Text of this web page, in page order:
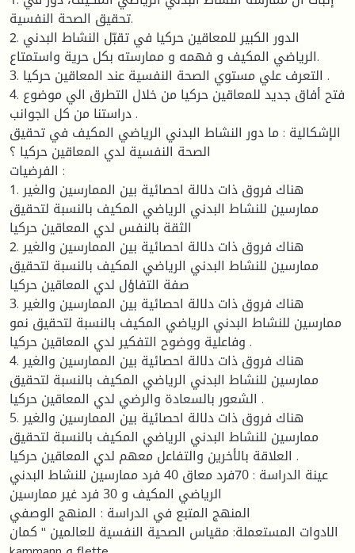
تحقيق الصحة النفسية.
2. الدور الكبير للمعاقين حركيا في تقبّل النشاط البدني
الرياضي المكيف و فهمه و ممارسته بكل حرية واستمتاع.
3. التعرف علي مستوي الصحة النفسية عند المعاقين حركيا .
4. فتح أفاق جديد للمعاقين حركيا من خلال التطرق الي موضوع
دراستنا من كل الجوانب .
الإشكالية : ما دور النشاط البدني الرياضي المكيف في تحقيق
الصحة النفسية لدي المعاقين حركيا ؟
الفرضيات :
1. هناك فروق ذات دلالة احصائية بين الممارسين والغير
ممارسين للنشاط البدني الرياضي المكيف بالنسبة لتحقيق
الثقة بالنفس لدي المعاقين حركيا
2. هناك فروق ذات دلالة احصائية بين الممارسين والغير
ممارسين للنشاط البدني الرياضي المكيف بالنسبة لتحقيق
صفة التفاؤل لدي المعاقين حركيا
3. هناك فروق ذات دلالة احصائية بين الممارسين والغير
ممارسين للنشاط البدني الرياضي المكيف بالنسبة لتحقيق نمو
وفاعلية ووضوح التفكير لدي المعاقين حركيا .
4. هناك فروق ذات دلالة احصائية بين الممارسين والغير
ممارسين للنشاط البدني الرياضي المكيف بالنسبة لتحقيق
الشعور بالسعادة والرضي لدي المعاقين حركيا .
5. هناك فروق ذات دلالة احصائية بين الممارسين والغير
ممارسين للنشاط البدني الرياضي المكيف بالنسبة لتحقيق
العلاقة بالأخرين والتفاعل معهم لدي المعاقين حركيا .
عينة الدراسة : 70فرد معاق 40 فرد ممارسين للنشاط البدني
الرياضي المكيف و 30 فرد غير ممارسين
المنهج المتبع في الدراسة : المنهج الوصفي
الادوات المستعملة: مقياس الصحية النفسية للعالمين " كمان